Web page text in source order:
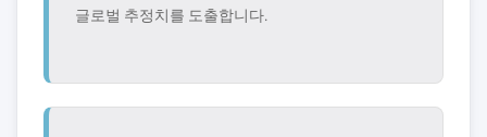
글로벌 추정치를 도출합니다.